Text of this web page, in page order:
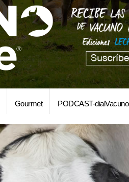
Gourmet PODCAST-dialVacuno